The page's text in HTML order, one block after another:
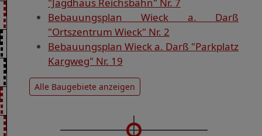
"Jagdhaus Reichsbahn" Nr. 7
Bebauungsplan Wieck a. Darß
"Ortszentrum Wieck" Nr. 2
Bebauungsplan Wieck a. Darß "Parkplatz
Kargweg" Nr. 19
Alle Baugebiete anzeigen